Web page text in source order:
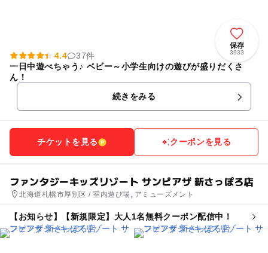
保存
3933
4.4
37件
一日中遊べちゃう♪ ベビー～小学生向けの遊びが盛りだくさ
ん！
続きをみる
チケットを見る クーポンを見る
ファンタジーキッズリゾート サンピアザ 新さっぽろ店
北海道札幌市厚別区 / 室内遊び場, アミューズメント
【お知らせ】【新規限定】大人1名無料クーポン配信中！